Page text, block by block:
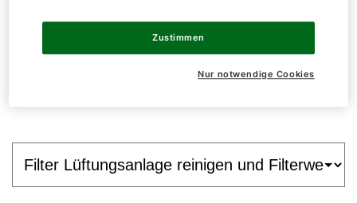
Doch wie jedes Herzstück benötigen auch
Pflege, um über die Jahre hinweg stets
effizient und zuverlässig zu arbeiten.
Nur notwendige Cookies
Zustimmen